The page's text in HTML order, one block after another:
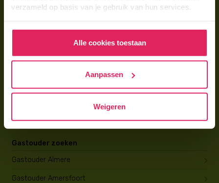
verzameld op basis van je gebruik van hun services.
Alle cookies toestaan
Aanpassen
Weigeren
Hoe vind ik gastkinderen?
Trainingen & cursussen
Gastouder worden
Wat verdient een gastouder?
Gastouder zoeken
Gastouder Almere
Gastouder Amersfoort